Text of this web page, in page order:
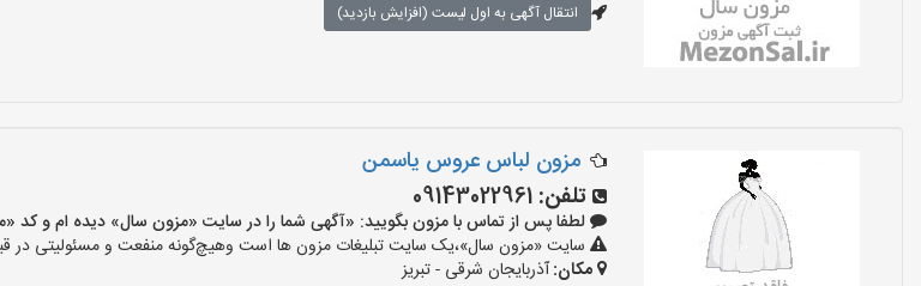
انتقال آگهی به اول لیست (افزایش بازدید)
مزون لباس عروس یاسمن
تلفن: 09143022961
لطفا پس از تماس با مزون بگویید: «آگهی شما را در سایت «مزون سال» دیده ام و کد «مزون-17» را
سایت «مزون سال»،یک سایت تبلیغات مزون ها است وهیچ‌گونه منفعت و مسئولیتی در
مکان:آذربایجان شرقی - تبریز